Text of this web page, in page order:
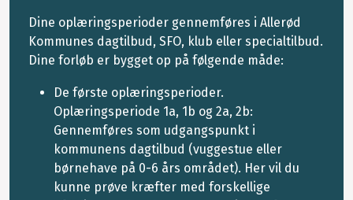
Dine oplæringsperioder gennemføres i Allerød
Kommunes dagtilbud, SFO, klub eller specialtilbud.
Dine forløb er bygget op på følgende måde:
De første oplæringsperioder.
Oplæringsperiode 1a, 1b og 2a, 2b:
Gennemføres som udgangspunkt i
kommunens dagtilbud (vuggestue eller
børnehave på 0-6 års området). Her vil du
kunne prøve kræfter med forskellige